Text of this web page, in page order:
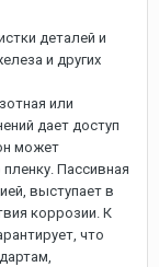
деталей и
и других
или
дает доступ
может
Пассивная
выступает в
коррозии. К
что